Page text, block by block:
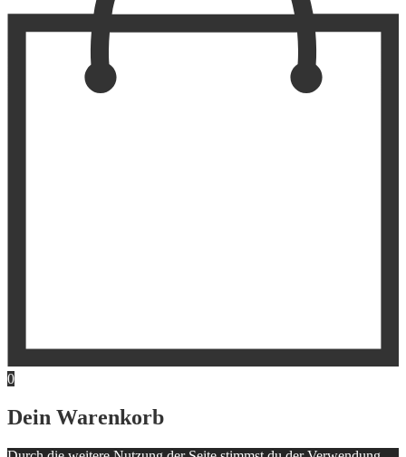
0
Dein Warenkorb